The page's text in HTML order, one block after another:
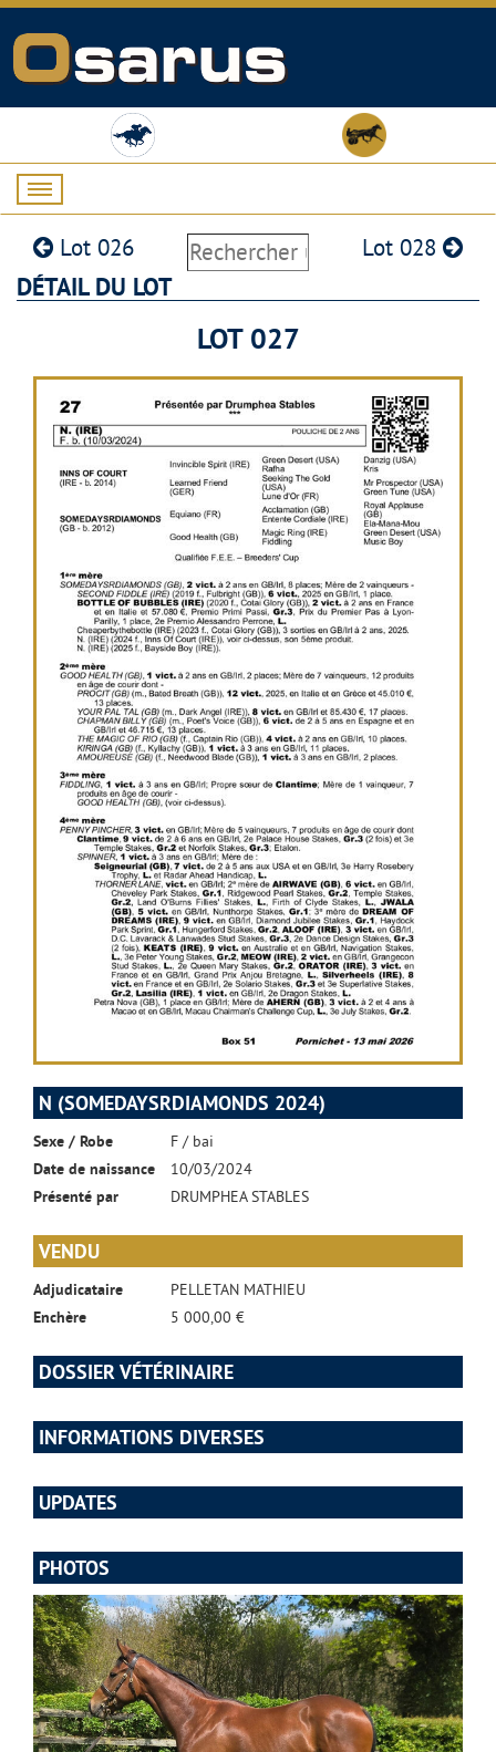
Lot 026 Lot 028
DÉTAIL DU LOT
LOT 027
N (SOMEDAYSRDIAMONDS 2024)
Sexe / Robe
F / bai
Date de naissance
10/03/2024
Présenté par
DRUMPHEA STABLES
VENDU
Adjudicataire
PELLETAN MATHIEU
Enchère
5 000,00 €
DOSSIER VÉTÉRINAIRE
INFORMATIONS DIVERSES
UPDATES
PHOTOS